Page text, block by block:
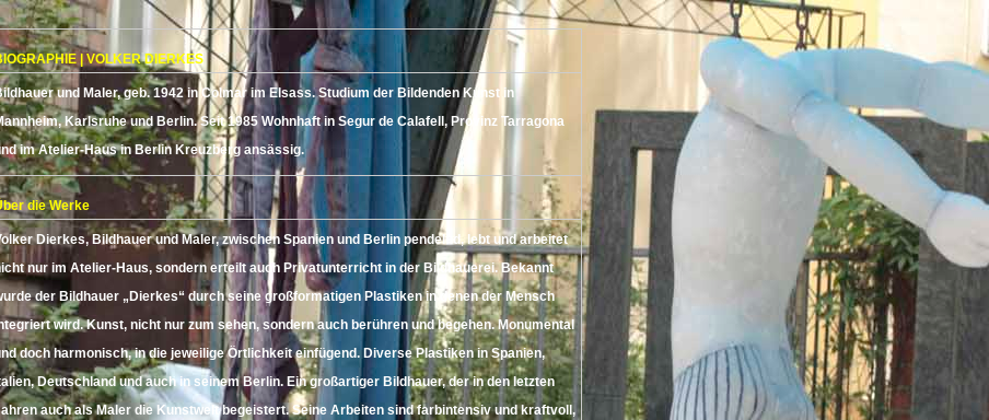
| VOLKER DIERKES
und Maler, geb. 1942 in Colmar im Elsass. Studium der Bildenden Kunst in
Karlsruhe und Berlin. Seit 1985 Wohnhaft in Segur de Calafell, Provinz Tarragona
im Atelier-Haus in Berlin Kreuzberg ansässig.
die Werke
Dierkes, Bildhauer und Maler, zwischen Spanien und Berlin pendelnd, lebt und arbeitet
nur im Atelier-Haus, sondern erteilt auch Privatunterricht in der Bildhauerei. Bekannt
der Bildhauer „Dierkes“ durch seine großformatigen Plastiken in denen der Mensch
wird. Kunst, nicht nur zum sehen, sondern auch berühren und begehen. Monumental
doch harmonisch, in die jeweilige Örtlichkeit einfügend. Diverse Plastiken in Spanien,
Deutschland und auch in seinem Berlin. Ein großartiger Bildhauer, der in den letzten
auch als Maler die Kunstwelt begeistert. Seine Arbeiten sind farbintensiv und kraftvoll,